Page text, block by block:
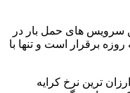
سرویس های حمل بار در
برقرار است و تنها با
ترین نرخ کرایه